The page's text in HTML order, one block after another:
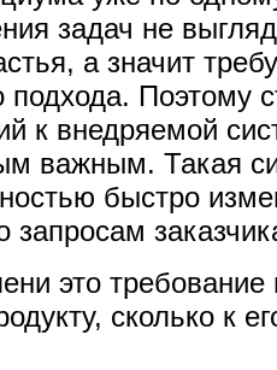
задач не
а значит
подхода. Поэтому
к внедряемой
важным. Такая
быстро
запросам
это
сколько к